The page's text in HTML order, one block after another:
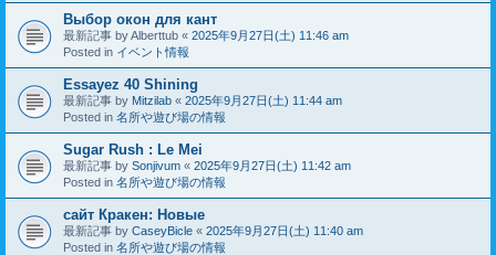
Выбор окон для кант
最新記事 byAlberttub « 2025年9月27日(土) 11:46 am
Posted in イベント情報
Essayez 40 Shining
最新記事 by Mitzilab « 2025年9月27日(土) 11:44 am
Posted in 名所や遊び場の情報
Sugar Rush : Le Mei
最新記事 by Sonjivum « 2025年9月27日(土) 11:42 am
Posted in 名所や遊び場の情報
сайт Кракен: Новые
最新記事 by CaseyBicle « 2025年9月27日(土) 11:40 am
Posted in 名所や遊び場の情報